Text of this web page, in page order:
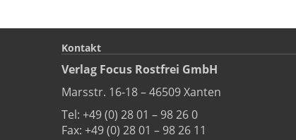
Kontakt
Verlag Focus Rostfrei GmbH
Marsstr. 16-18 – 46509 Xanten
Tel: +49 (0) 28 01 – 98 26 0
Fax: +49 (0) 28 01 – 98 26 11